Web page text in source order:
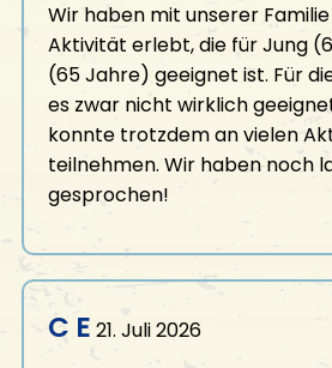
Wir haben mit unserer
Aktivität erlebt, die für Jung
(65 Jahre) geeignet ist. Für
es zwar nicht wirklich
konnte trotzdem an vielen
teilnehmen. Wir haben noch
gesprochen!
C E 21. Juli 2026